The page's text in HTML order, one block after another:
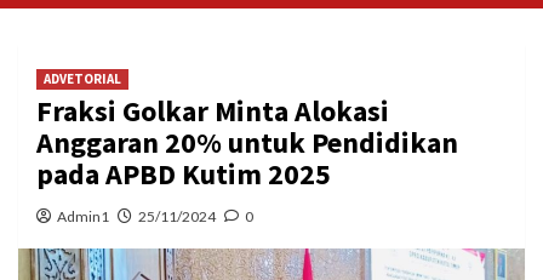
ADVETORIAL
Fraksi Golkar Minta Alokasi
Anggaran 20% untuk Pendidikan
pada APBD Kutim 2025
Admin1 25/11/2024 0